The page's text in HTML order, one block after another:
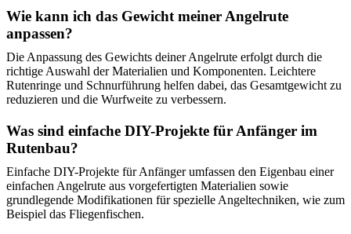
Wie kann ich das Gewicht meiner Angelrute
anpassen?
Die Anpassung des Gewichts deiner Angelrute erfolgt durch die
richtige Auswahl der Materialien und Komponenten. Leichtere
Rutenringe und Schnurführung helfen dabei, das Gesamtgewicht zu
reduzieren und die Wurfweite zu verbessern.
Was sind einfache DIY-Projekte für Anfänger im
Rutenbau?
Einfache DIY-Projekte für Anfänger umfassen den Eigenbau einer
einfachen Angelrute aus vorgefertigten Materialien sowie
grundlegende Modifikationen für spezielle Angeltechniken, wie zum
Beispiel das Fliegenfischen.